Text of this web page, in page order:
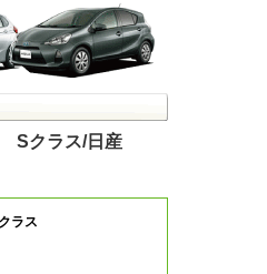
Sクラス/日産
ラス